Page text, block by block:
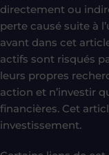
directement ou
perte causé suite à
avant dans cet
actifs sont risqués
leurs propres
action et n’investir
financières. Cet
investissement.